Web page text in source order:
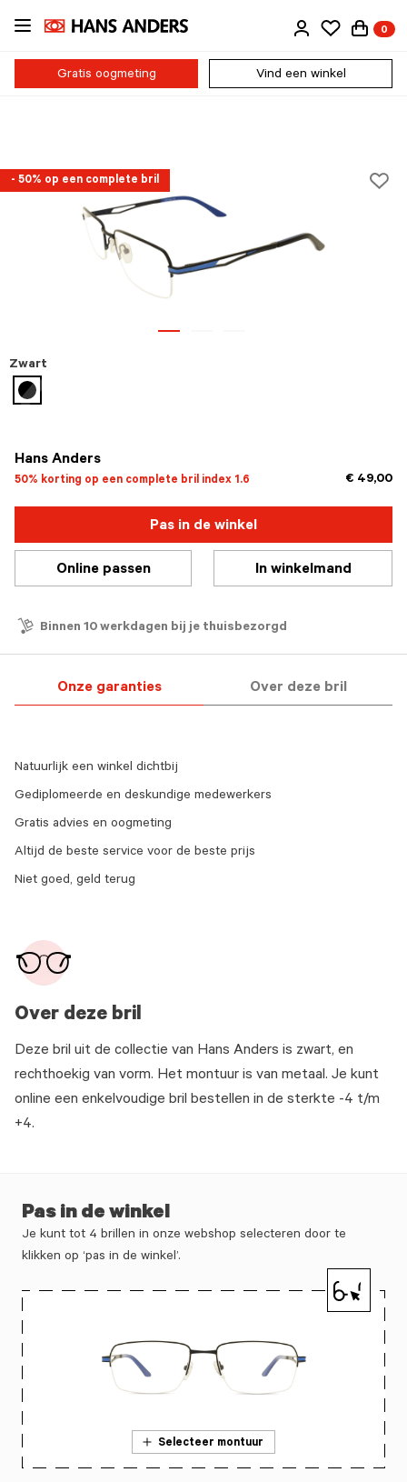
Ga
naar
inhoud
0
Gratis oogmeting Vind een winkel
- 50% op een complete bril
Hans Anders
50% korting op een complete bril index 1.6 € 49,00
Zwart
geselecteerd
Pas in de winkel
Online passen In winkelmand
Binnen 10 werkdagen bij je thuisbezorgd
Onze garanties Over deze bril
Over deze bril
Deze bril uit de collectie van Hans Anders is zwart, en
rechthoekig van vorm. Het montuur is van metaal. Je kunt
online een enkelvoudige bril bestellen in de sterkte -4 t/m
+4.
Natuurlijk een winkel dichtbij
Gediplomeerde en deskundige medewerkers
Gratis advies en oogmeting
Altijd de beste service voor de beste prijs
Niet goed, geld terug
Pas in de winkel
Je kunt tot 4 brillen in onze webshop selecteren door te
klikken op ‘pas in de winkel’.
Selecteer montuur